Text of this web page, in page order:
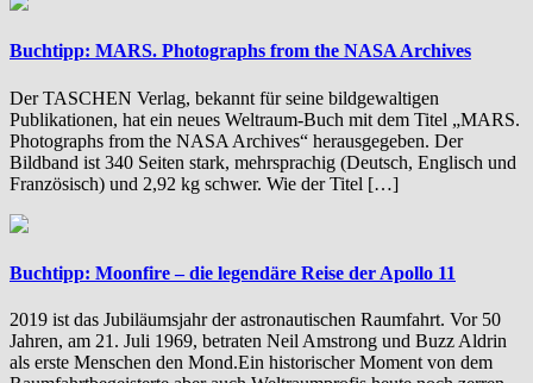
Buchtipp: MARS. Photographs from the NASA Archives
Der TASCHEN Verlag, bekannt für seine bildgewaltigen
Publikationen, hat ein neues Weltraum-Buch mit dem Titel „MARS.
Photographs from the NASA Archives“ herausgegeben. Der
Bildband ist 340 Seiten stark, mehrsprachig (Deutsch, Englisch und
Französisch) und 2,92 kg schwer. Wie der Titel […]
Buchtipp: Moonfire – die legendäre Reise der Apollo 11
2019 ist das Jubiläumsjahr der astronautischen Raumfahrt. Vor 50
Jahren, am 21. Juli 1969, betraten Neil Amstrong und Buzz Aldrin
als erste Menschen den Mond.Ein historischer Moment von dem